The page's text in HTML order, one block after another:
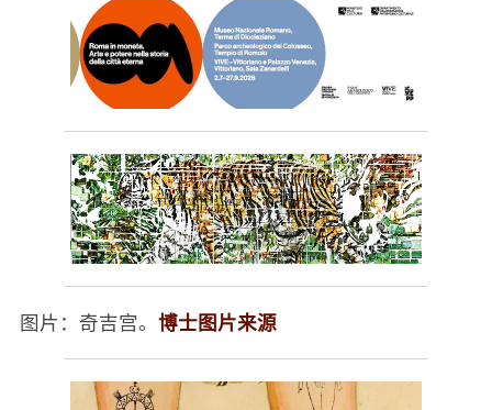
图片：奇吉宫。 博士图片来源